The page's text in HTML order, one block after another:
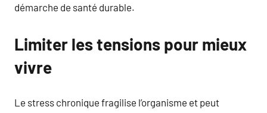
démarche de santé durable.
Limiter les tensions pour mieux
vivre
Le stress chronique fragilise l’organisme et peut